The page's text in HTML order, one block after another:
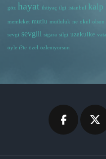
göz hayat ihtiyaç ilgi istanbul kalp
memleket mutlu mutluluk ne okul olsun
sevgi sevgili sigara silgi uzakulke
öyle i?te özel özleniyorsun